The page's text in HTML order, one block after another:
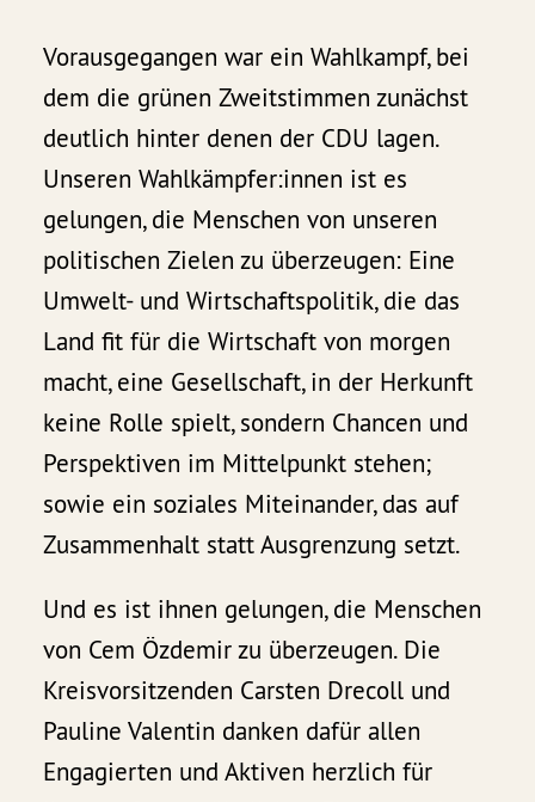
Vorausgegangen war ein Wahlkampf, bei
dem die grünen Zweitstimmen zunächst
deutlich hinter denen der CDU lagen.
Unseren Wahlkämpfer:innen ist es
gelungen, die Menschen von unseren
politischen Zielen zu überzeugen: Eine
Umwelt- und Wirtschaftspolitik, die das
Land fit für die Wirtschaft von morgen
macht, eine Gesellschaft, in der Herkunft
keine Rolle spielt, sondern Chancen und
Perspektiven im Mittelpunkt stehen;
sowie ein soziales Miteinander, das auf
Zusammenhalt statt Ausgrenzung setzt.
Und es ist ihnen gelungen, die Menschen
von Cem Özdemir zu überzeugen. Die
Kreisvorsitzenden Carsten Drecoll und
Pauline Valentin danken dafür allen
Engagierten und Aktiven herzlich für